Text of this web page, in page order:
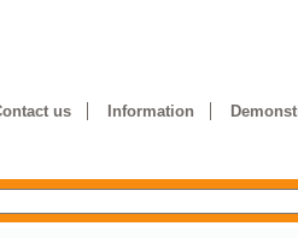
us Information